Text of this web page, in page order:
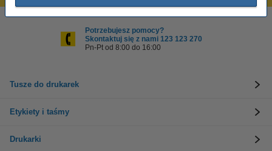
Potrzebujesz pomocy?
Skontaktuj się z nami 123 123 270
Pn-Pt od 8:00 do 16:00
Tusze do drukarek
Etykiety i taśmy
Drukarki